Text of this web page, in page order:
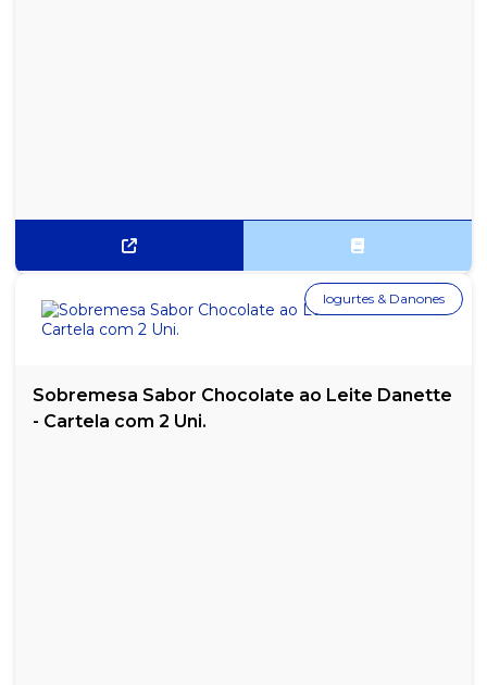
Sobremesa Sabor Chocolate ao Leite Danette
- Cartela com 2 Uni.
Iogurtes & Danones